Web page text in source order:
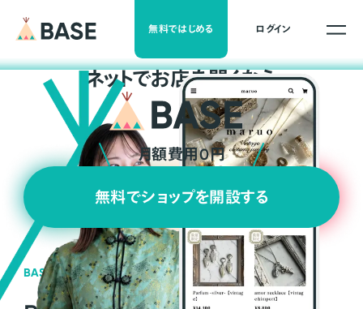
無料ではじめる ログイン
ネットでお店を開くなら
月額費用0円
無料でショップを開設する
BASEの強み